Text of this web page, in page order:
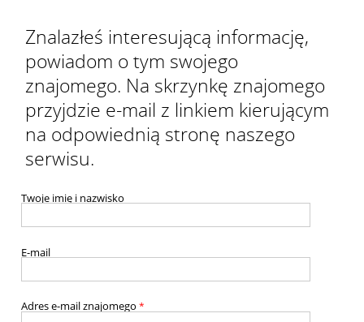
Znalazłeś interesującą informację,
powiadom o tym swojego
znajomego. Na skrzynkę znajomego
przyjdzie e-mail z linkiem kierującym
na odpowiednią stronę naszego
serwisu.
Twoje imię i nazwisko
E-mail
Adres e-mail znajomego *